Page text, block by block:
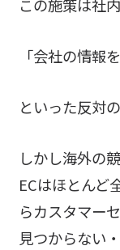
この施策は社
「会社の情報
といった反対
しかし海外の
ECはほとんど
らカスタマー
見つからない